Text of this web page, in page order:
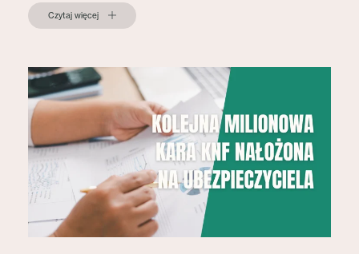
Czytaj więcej